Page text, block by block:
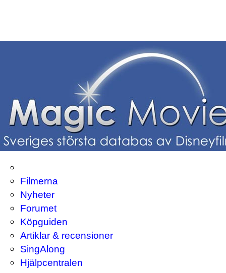
Filmerna
Nyheter
Forumet
Köpguiden
Artiklar & recensioner
SingAlong
Hjälpcentralen